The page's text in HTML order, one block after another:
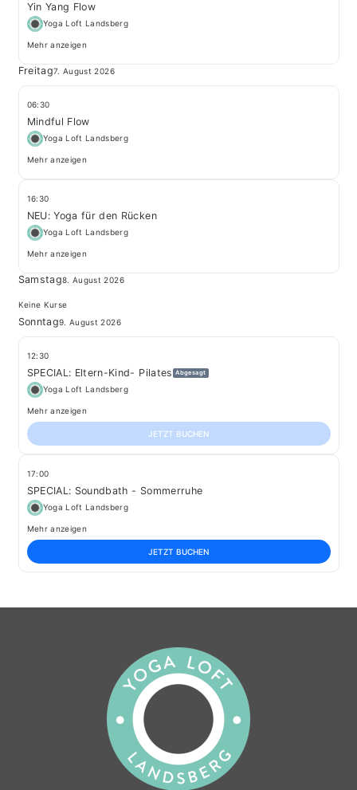
Yin Yang Flow
Yoga Loft Landsberg
Mehr anzeigen
Freitag7. August 2026
06:30
Mindful Flow
Yoga Loft Landsberg
Mehr anzeigen
16:30
NEU: Yoga für den Rücken
Yoga Loft Landsberg
Mehr anzeigen
Samstag8. August 2026
Keine Kurse
Sonntag9. August 2026
12:30
SPECIAL: Eltern-Kind- Pilates Abgesagt
Yoga Loft Landsberg
Mehr anzeigen
JETZT BUCHEN
17:00
SPECIAL: Soundbath - Sommerruhe
Yoga Loft Landsberg
Mehr anzeigen
JETZT BUCHEN